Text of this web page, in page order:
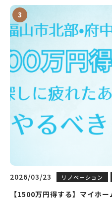
2026/03/23 リノベーション
【1500万円得する】マイホ